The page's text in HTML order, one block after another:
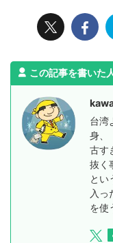
この記事を書いた
台湾
身、
古す
抜く
とい
入っ
を使